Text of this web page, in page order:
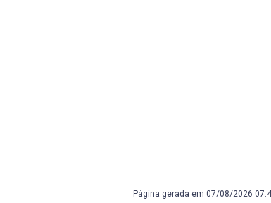
Página gerada em 07/08/2026